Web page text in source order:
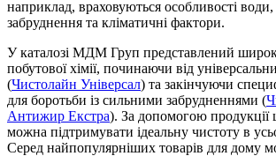
наприклад, враховуються особливості води,
забруднення та кліматичні фактори.
У каталозі МДМ Груп представлений
побутової хімії, починаючи від
(Чистолайн Універсал) та закінчуючи
для боротьби із сильними забрудненнями (
Антижир Екстра). За допомогою продукції
можна підтримувати ідеальну чистоту в
Серед найпопулярніших товарів для дому